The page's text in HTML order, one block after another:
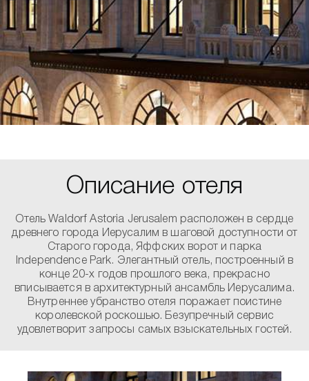
Описание отеля
Отель Waldorf Astoria Jerusalem расположен в сердце
древнего города Иерусалим в шаговой доступности от
Старого города, Яффских ворот и парка
Independence Park. Элегантный отель, построенный в
конце 20-х годов прошлого века, прекрасно
вписывается в архитектурный ансамбль Иерусалима.
Внутреннее убранство отеля поражает поистине
королевской роскошью. Безупречный сервис
удовлетворит запросы самых взыскательных гостей.